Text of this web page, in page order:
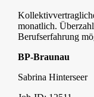
monatlich.
Berufserfahrung
BP-Braunau
Sabrina Hinterseer